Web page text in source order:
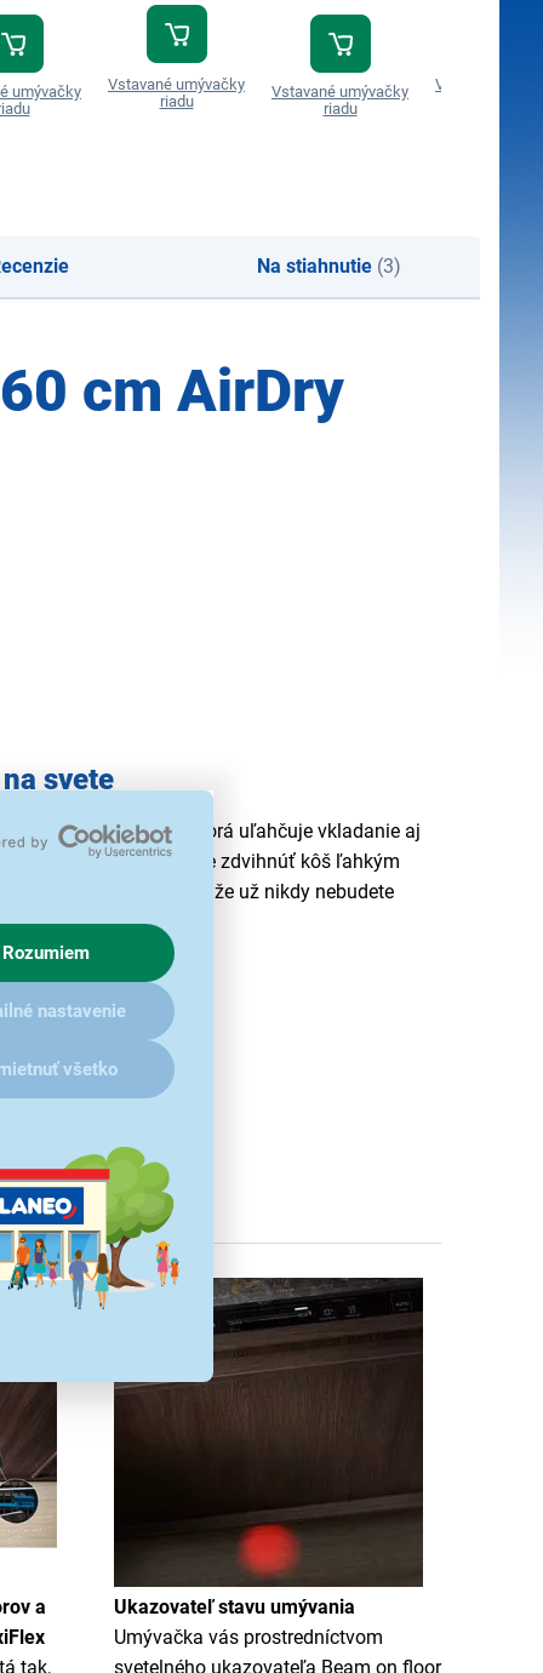
Rozumiem
nastavenie
všetko
umývačky
Vstavané umývačky
riadu
Vstavané umývačky
riadu
Vstavané
Na stiahnutie (3)
cm AirDry
svete
je prvá na svete, ktorá uľahčuje vkladanie aj
technológia umožňuje zdvihnúť kôš ľahkým
Je to tak pohodlné, že už nikdy nebudete
a
tak,
Ukazovateľ stavu umývania
Umývačka vás prostredníctvom
svetelného ukazovateľa Beam on floor